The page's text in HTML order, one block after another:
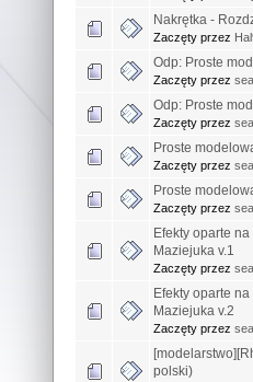
Nakrętka -
Zaczęty przez
Odp: Proste
Zaczęty przez
Odp: Proste
Zaczęty przez
Proste
Zaczęty przez
Proste
Zaczęty przez
Efekty oparte
Maziejuka v.1
Zaczęty przez
Efekty oparte
Maziejuka v.2
Zaczęty przez
polski)